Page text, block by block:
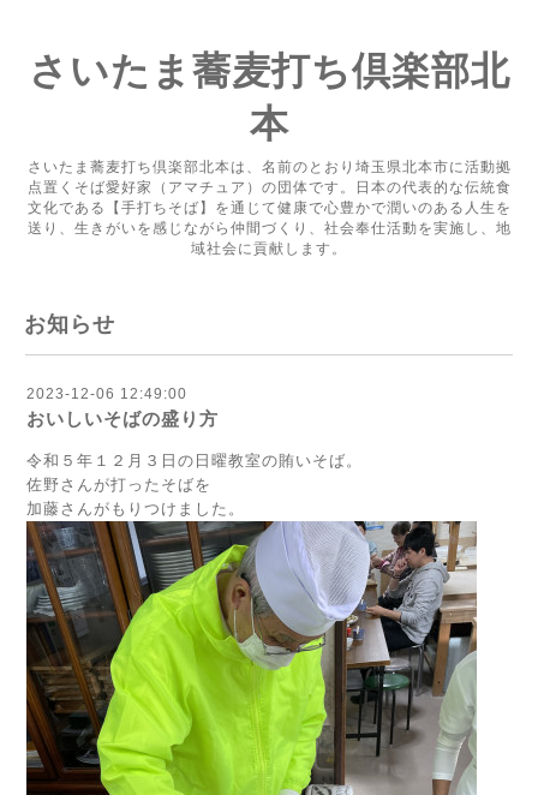
さいたま蕎麦打ち倶楽部北
本
さいたま蕎麦打ち倶楽部北本は、名前のとおり埼玉県北本市に活動拠
点置くそば愛好家（アマチュア）の団体です。日本の代表的な伝統食
文化である【手打ちそば】を通じて健康で心豊かで潤いのある人生を
送り、生きがいを感じながら仲間づくり、社会奉仕活動を実施し、地
域社会に貢献します。
お知らせ
2023-12-06 12:49:00
おいしいそばの盛り方
令和５年１２月３日の日曜教室の賄いそば。
佐野さんが打ったそばを
加藤さんがもりつけました。